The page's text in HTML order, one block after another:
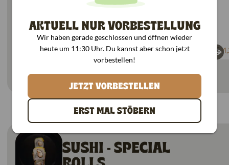
gekochte Garnelen Sesamöl
Surimi Chilimayonnaise
6,00 € 5,70 €
Paprika
4,50 €
Produktinformationen
Heute -5%
SUSHI - SPECIAL
AKTUELL NUR VORBESTELLUNG
Wir haben gerade geschlossen und öffnen wieder
heute um 11:30 Uhr. Du kannst aber schon jetzt
vorbestellen!
JETZT VORBESTELLEN
ERST MAL STÖBERN